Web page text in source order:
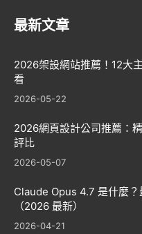
最新文章
2026架設網站推薦！12大
看
2026-05-22
2026網頁設計公司推薦：
評比
2026-05-07
Claude Opus 4.7 是什麼
（2026 最新）
2026-04-21